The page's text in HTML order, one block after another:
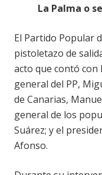
La Palma o
El Partido Popular
pistoletazo de
acto que contó con
general del PP,
de Canarias,
general de los
Suárez; y el
Afonso.